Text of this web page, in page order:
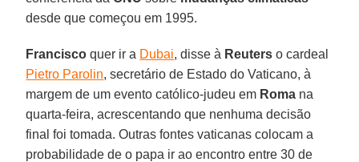
desde que começou em 1995.
Francisco quer ir a Dubai, disse à Reuters o cardeal
Pietro Parolin, secretário de Estado do Vaticano, à
margem de um evento católico-judeu em Roma na
quarta-feira, acrescentando que nenhuma decisão
final foi tomada. Outras fontes vaticanas colocam a
probabilidade de o papa ir ao encontro entre 30 de